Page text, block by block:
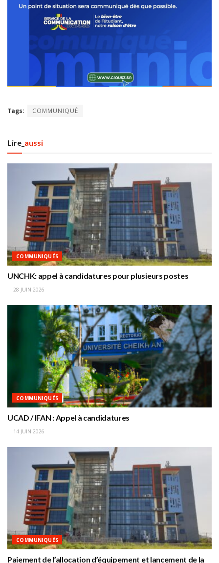
Tags: COMMUNIQUÉ
Lire_ aussi
COMMUNIQUÉS
UNCHK: appel à candidatures pour plusieurs postes
28 JUIN 2026
COMMUNIQUÉS
UCAD / IFAN : Appel à candidatures
14 JUIN 2026
COMMUNIQUÉS
Paiement de l’allocation d’équipement et lancement de la